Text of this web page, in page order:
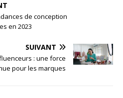
de conception
en 2023
SUIVANT
: une force
pour les marques